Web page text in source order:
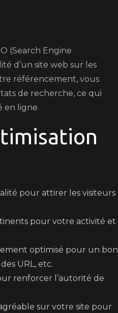
l’Optimisation
du
Référencement
(Search Engine
d’un site web sur les
référencement, vous
de recherche, ce qui
en ligne.
pour attirer les visiteurs
pour votre activité et
optimisé pour un bon
URL, etc.
renforcer l’autorité de
sur votre site pour